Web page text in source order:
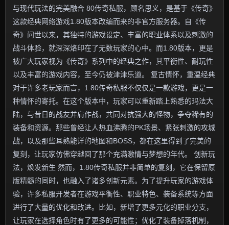
与现代玩法的完美融合 80传奇私服，顾名思义，是基于《传奇》
这款经典网络游戏1.80版本改编而来的非官方服务器。自《传
奇》问世以来，其独特的游戏设定、丰富的职业体系以及刺激的
战斗体验，就深深烙印在了无数玩家的心中。而1.80版本，更是
被广大玩家视为《传奇》系列中的经典之作，其平衡性、耐玩性
以及丰富的游戏内容，至今仍被津津乐道。 复古情怀，重温经典
对于许多老玩家而言，1.80传奇私服不仅仅是一款游戏，更是一
种情怀的寄托。在这个版本中，玩家可以重新踏上熟悉的玛法大
陆，与昔日的战友并肩作战，共同对抗强大的怪物，争夺稀有的
装备和资源。那些曾经让人热血沸腾的PK场景、紧张刺激的攻城
战，以及那些耳熟能详的地图和BOSS，都在这里得到了完美的
复刻，让玩家仿佛穿越回了那个充满激情与梦想的年代。 创新玩
法，焕发新生 然而，1.80传奇私服并非简单的复刻，它在保留原
版精髓的同时，也融入了诸多创新元素。为了提升玩家的游戏体
验，许多私服开发者在游戏平衡性、职业特色、装备系统等方面
进行了大量的优化和改进。比如，新增了更多元化的职业分支，
让玩家在选择角色时有了更多的可能性；优化了装备掉落机制，